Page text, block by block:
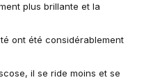
plus brillante et la
ont été considérablement
il se ride moins et se